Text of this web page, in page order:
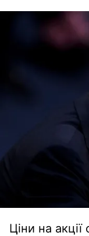
Ціни на акції